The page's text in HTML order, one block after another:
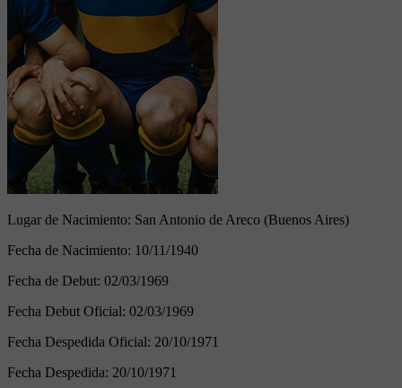
Lugar de Nacimiento: San Antonio de Areco (Buenos Aires)
Fecha de Nacimiento: 10/11/1940
Fecha de Debut: 02/03/1969
Fecha Debut Oficial: 02/03/1969
Fecha Despedida Oficial: 20/10/1971
Fecha Despedida: 20/10/1971